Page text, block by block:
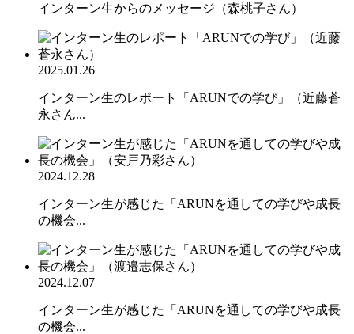
インターン生からのメッセージ（森桃子さん）
2025.01.26
インターン生のレポート「ARUNでの学び」（近藤蒼
永さん...
2024.12.28
インターン生が感じた「ARUNを通しての学びや成長
の機会...
2024.12.07
インターン生が感じた「ARUNを通しての学びや成長
の機会...